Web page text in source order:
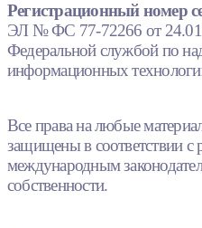
Регистрационный номер
ЭЛ № ФС 77-72266 от
Федеральной службой по
информационных
Все права на любые
защищены в соответствии с
международным
собственности.